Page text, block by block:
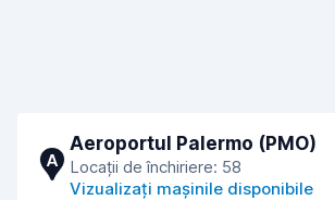
A
Aeroportul Palermo (PMO)
Locații de închiriere: 58
Vizualizați mașinile disponibile